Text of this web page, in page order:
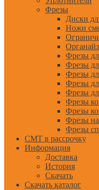
Фрезы
Диски
Ножи
Фрезы
Фрезы
Фрезы
Фрезы
Фрезы
Фрезы
Фрезы
Фрезы
Фрезы
CMT в рассрочку
Информация
Доставка
История
Скачать
Скачать каталог